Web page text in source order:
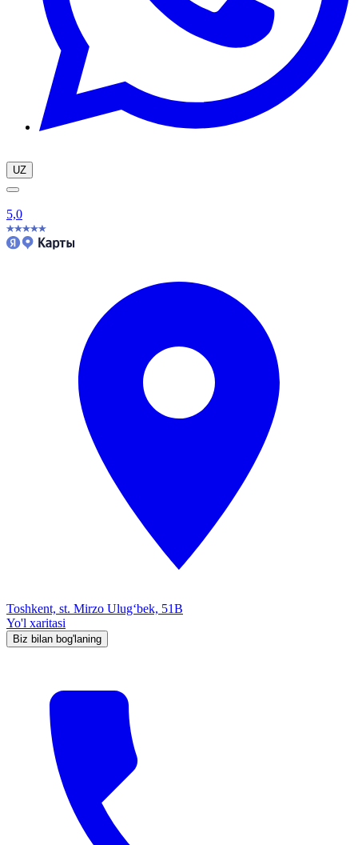
UZ
5,0
Toshkent, st. Mirzo Ulug‘bek, 51B
Yo'l xaritasi
Biz bilan bog'laning